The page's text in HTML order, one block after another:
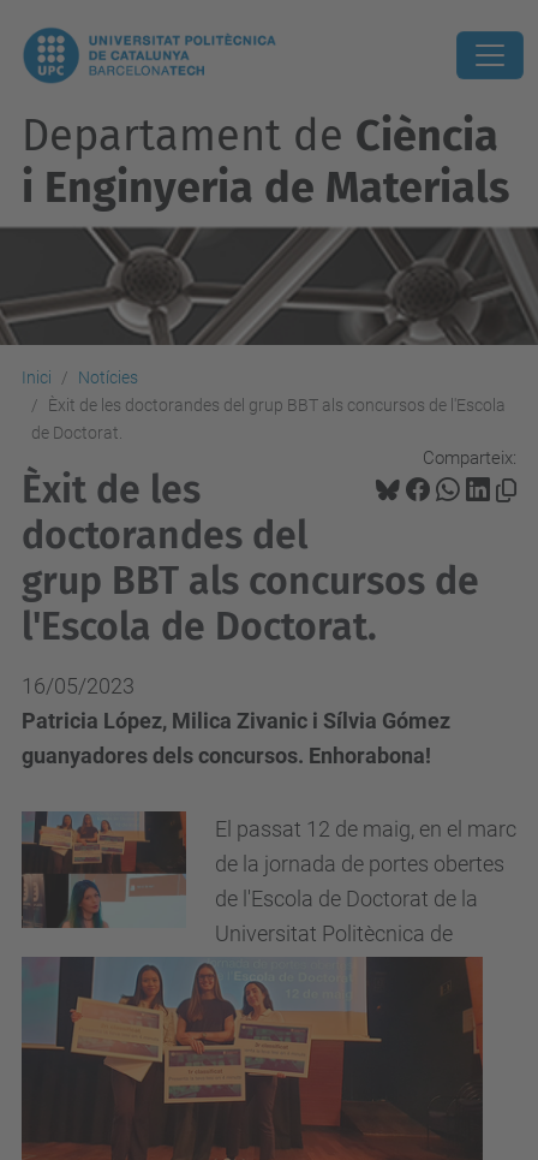
Departament de Ciència
i Enginyeria de Materials
Inici
Notícies
Èxit de les doctorandes del grup BBT als concursos de l'Escola
de Doctorat.
Comparteix:
Èxit de les
doctorandes del
grup BBT als concursos de
l'Escola de Doctorat.
16/05/2023
Patricia López, Milica Zivanic i Sílvia Gómez
guanyadores dels concursos. Enhorabona!
El passat 12 de maig, en el marc
de la jornada de portes obertes
de l'Escola de Doctorat de la
Universitat Politècnica de